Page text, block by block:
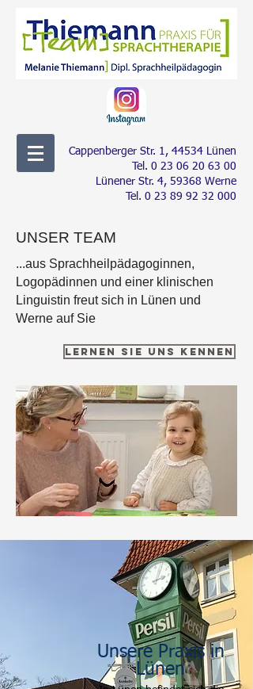
Cappenberger Str. 1, 44534 Lünen
Tel. 0 23 06 20 63 00
Lünener Str. 4, 59368 Werne
Tel. 0 23 89 92 32 000
UNSER TEAM
...aus Sprachheilpädagoginnen,
Logopädinnen und einer klinischen
Linguistin freut sich in Lünen und
Werne auf Sie
Lernen Sie uns kennen
Unsere Praxis in
Lünen